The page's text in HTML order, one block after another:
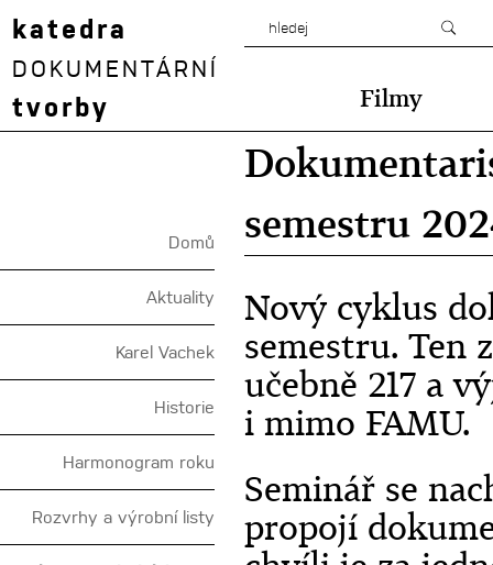
katedra
DOKUMENTÁRNÍ
tvorby Filmy
Domů
Aktuality
Karel Vachek
Historie
Harmonogram roku
Rozvrhy a výrobní listy
semestru
Nový cyklus
semestru. Ten
učebně 217 a
i mimo FAMU.
Seminář se
propojí